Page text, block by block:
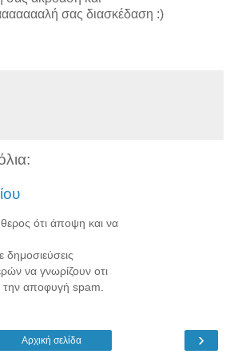
σας διασκέδαση :)
ότι άποψη και να
να γνωρίζουν οτι
την αποφυγή spam.
›
Αρχική σελίδα